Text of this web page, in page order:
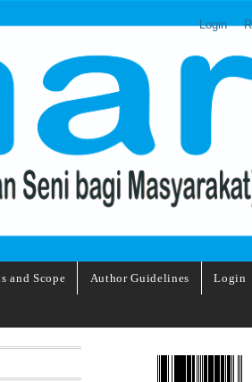
Login
and Scope Author Guidelines Login